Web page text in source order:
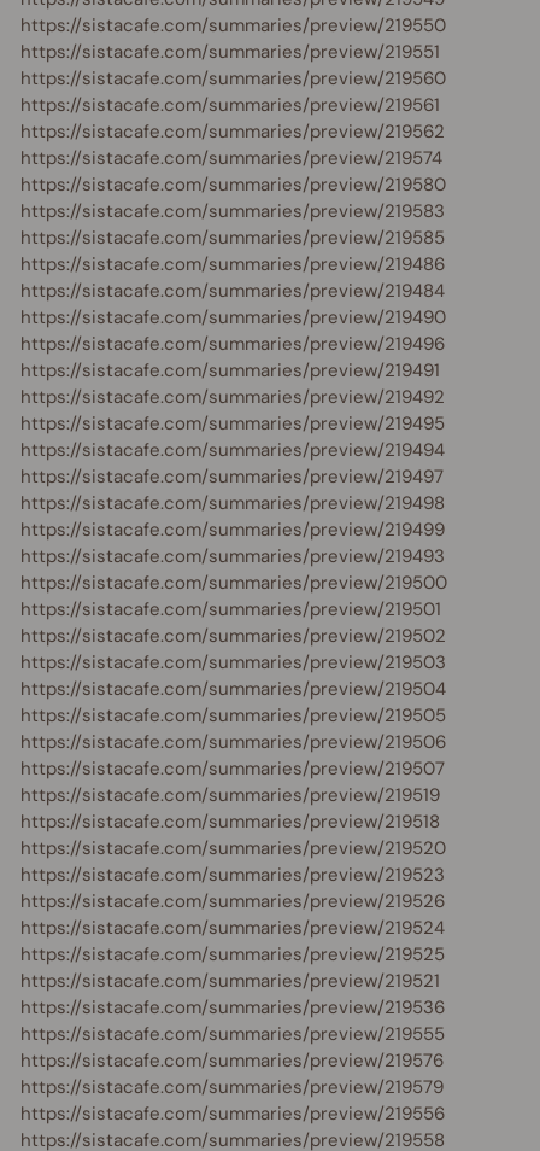
https://sistacafe.com/summaries/preview/219550
https://sistacafe.com/summaries/preview/219551
https://sistacafe.com/summaries/preview/219560
https://sistacafe.com/summaries/preview/219561
https://sistacafe.com/summaries/preview/219562
https://sistacafe.com/summaries/preview/219574
https://sistacafe.com/summaries/preview/219580
https://sistacafe.com/summaries/preview/219583
https://sistacafe.com/summaries/preview/219585
https://sistacafe.com/summaries/preview/219486
https://sistacafe.com/summaries/preview/219484
https://sistacafe.com/summaries/preview/219490
https://sistacafe.com/summaries/preview/219496
https://sistacafe.com/summaries/preview/219491
https://sistacafe.com/summaries/preview/219492
https://sistacafe.com/summaries/preview/219495
https://sistacafe.com/summaries/preview/219494
https://sistacafe.com/summaries/preview/219497
https://sistacafe.com/summaries/preview/219498
https://sistacafe.com/summaries/preview/219499
https://sistacafe.com/summaries/preview/219493
https://sistacafe.com/summaries/preview/219500
https://sistacafe.com/summaries/preview/219501
https://sistacafe.com/summaries/preview/219502
https://sistacafe.com/summaries/preview/219503
https://sistacafe.com/summaries/preview/219504
https://sistacafe.com/summaries/preview/219505
https://sistacafe.com/summaries/preview/219506
https://sistacafe.com/summaries/preview/219507
https://sistacafe.com/summaries/preview/219519
https://sistacafe.com/summaries/preview/219518
https://sistacafe.com/summaries/preview/219520
https://sistacafe.com/summaries/preview/219523
https://sistacafe.com/summaries/preview/219526
https://sistacafe.com/summaries/preview/219524
https://sistacafe.com/summaries/preview/219525
https://sistacafe.com/summaries/preview/219521
https://sistacafe.com/summaries/preview/219536
https://sistacafe.com/summaries/preview/219555
https://sistacafe.com/summaries/preview/219576
https://sistacafe.com/summaries/preview/219579
https://sistacafe.com/summaries/preview/219556
https://sistacafe.com/summaries/preview/219558